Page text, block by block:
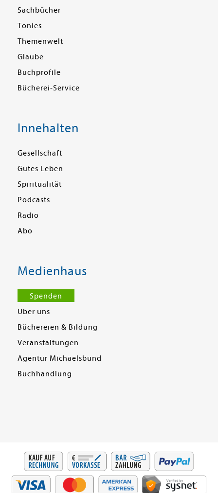
Sachbücher
Tonies
Themenwelt
Glaube
Buchprofile
Bücherei-Service
Innehalten
Gesellschaft
Gutes Leben
Spiritualität
Podcasts
Radio
Abo
Medienhaus
Spenden
Über uns
Büchereien & Bildung
Veranstaltungen
Agentur Michaelsbund
Buchhandlung